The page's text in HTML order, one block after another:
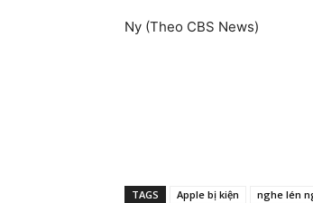
Ny (Theo CBS News)
TAGS Apple bị kiện nghe lén